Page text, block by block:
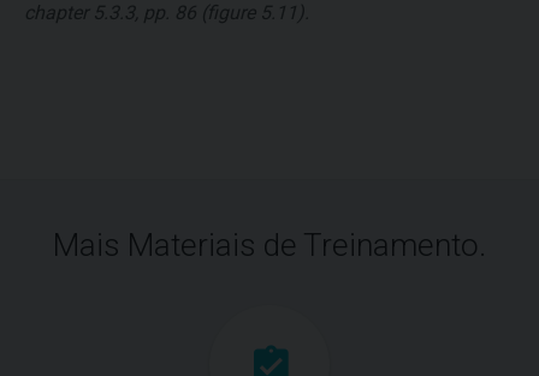
chapter 5.3.3, pp. 86 (figure 5.11).
Mais Materiais de Treinamento.